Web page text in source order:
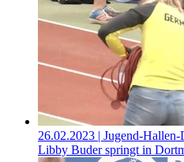
26.02.2023 | Jugend-
Libby Buder springt in